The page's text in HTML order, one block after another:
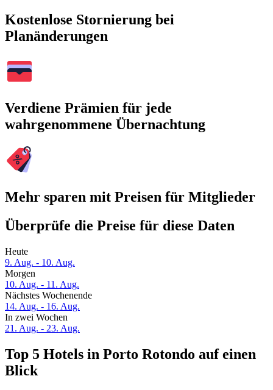
Kostenlose Stornierung bei
Planänderungen
Verdiene Prämien für jede
wahrgenommene Übernachtung
Mehr sparen mit Preisen für Mitglieder
Überprüfe die Preise für diese Daten
Heute
9. Aug. - 10. Aug.
Morgen
10. Aug. - 11. Aug.
Nächstes Wochenende
14. Aug. - 16. Aug.
In zwei Wochen
21. Aug. - 23. Aug.
Top 5 Hotels in Porto Rotondo auf einen
Blick